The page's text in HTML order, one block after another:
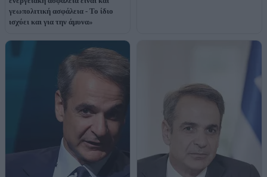
γεωπολιτική ασφάλεια - Το ίδιο
ισχύει και για την άμυνα»